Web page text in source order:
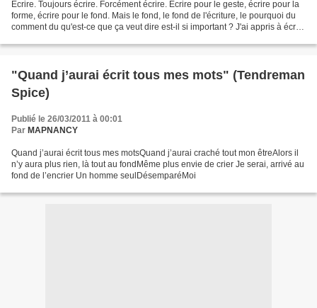
Ecrire. Toujours écrire. Forcément écrire. Écrire pour le geste, écrire pour la
forme, écrire pour le fond. Mais le fond, le fond de l'écriture, le pourquoi du
comment du qu'est-ce que ça veut dire est-il si important ? J'ai appris à écrire
"Quand j’aurai écrit tous mes mots" (Tendreman
Spice)
Publié le 26/03/2011 à 00:01
Par MAPNANCY
Quand j’aurai écrit tous mes motsQuand j’aurai craché tout mon êtreAlors il
n’y aura plus rien, là tout au fondMême plus envie de crier Je serai, arrivé au
fond de l’encrier Un homme seulDésemparéMoi